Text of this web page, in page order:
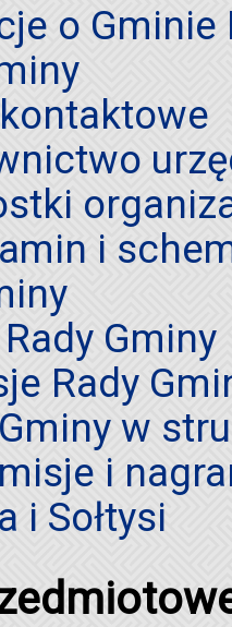
o Gminie
i
Rady Gminy
Rady
w
i
i Sołtysi